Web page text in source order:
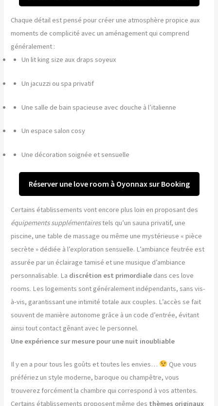
Chaque détail est pensé pour créer une atmosphère propice aux
moments de complicité avec un aménagement qui comprend
généralement :
Un lit king size aux draps soyeux
Un jacuzzi ou spa privatif
Une salle de bain spacieuse avec douche à l’italienne
Un espace salon cosy
Une décoration soignée et sensuelle
Réserver une love room à Oyonnax sur Booking
Certains établissements vont encore plus loin en proposant des
équipements supplémentairestels qu’un sauna privatif, une
piscine, une table de massage ou même une mystérieuse « pièce
secrète » dédiée à l’exploration sensuelle. L’ambiance feutrée est
assurée par un éclairage tamisé et une musique d’ambiance
personnalisable. La discrétion est primordiale dans ces love
rooms. Les logements sont généralement indépendants, sans vis-
à-vis, garantissant une intimité totale aux couples. L’accès se fait
souvent de manière autonome grâce à un code d’entrée, évitant
ainsi tout contact gênant avec le personnel.
Une expérience sur mesure pour une nuit inoubliable
Il y en a pour tous les goûts et toutes les envies…
Que vous
préfériez un style moderne, baroque ou champêtre, vous
trouverez forcément la chambre qui correspond à vos attentes.
Certains établissements proposent même des thèmes originaux